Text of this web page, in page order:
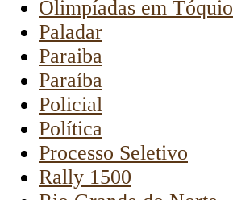
Olimpíadas em Tóquio
Paladar
Paraiba
Paraíba
Policial
Política
Processo Seletivo
Rally 1500